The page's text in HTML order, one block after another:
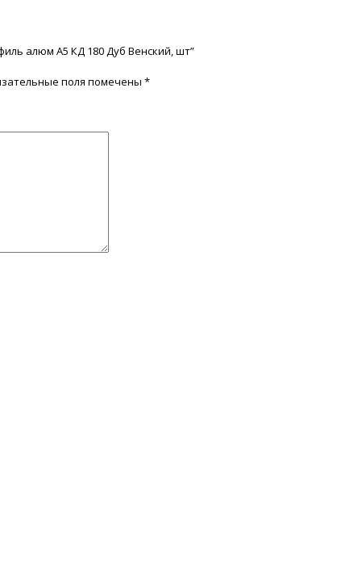
алюм А5 КД 180 Дуб Венский, шт”
поля помечены*